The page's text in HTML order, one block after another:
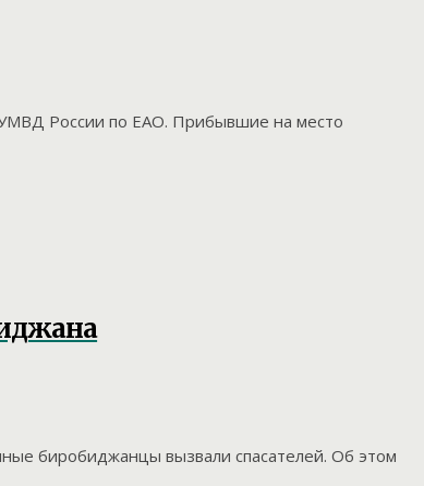
УМВД России по ЕАО. Прибывшие на место
биробиджанцы вызвали спасателей. Об этом